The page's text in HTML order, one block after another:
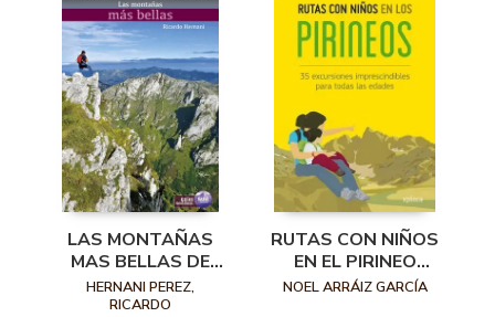
LAS MONTAÑAS
MAS BELLAS DE
CANTABRIA
HERNANI PEREZ,
RICARDO
RUTAS CON NIÑOS
EN EL PIRINEO
NAVARRO
NOEL ARRÁIZ GARCÍA